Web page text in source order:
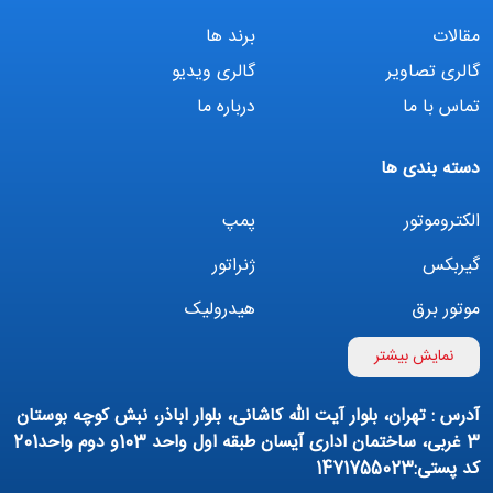
شغلی
تماس
با ما
درباره
مقالات
برند ها
گالری تصاویر
گالری ویدیو
تماس با ما
درباره ما
دسته بندی ها
الکتروموتور
پمپ
گیربکس
ژنراتور
موتور برق
هیدرولیک
اینورتر
تهویه مطبوع
پمپ هواده
پمپ وکیوم
فیلتراسیون و تصفیه
نمایش بیشتر
آدرس : تهران، بلوار آیت الله کاشانی، بلوار اباذر، نبش کوچه بوستان
3 غربی، ساختمان اداری آیسان طبقه اول واحد 103و دوم واحد201
کد پستی:1471755023